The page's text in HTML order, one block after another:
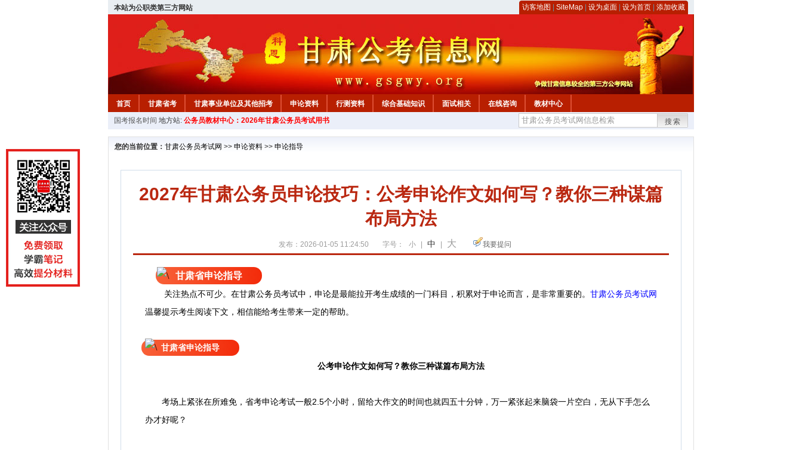
本站为公职类第三方网站 访客地图 SiteMap 设为桌面 设为首页 添加收藏
首页 甘肃省考 甘肃事业单位及其他招考 申论资料 行测资料 综合基础知识 面试相关 在线咨询
教材中心
国考报名时间 地方站: 公务员教材中心：2026年甘肃公务员考试用书 搜索
您的当前位置： 甘肃公务员考试网 >> 申论资料 >> 申论指导
2027年甘肃公务员申论技巧：公考申论作文如何写？教你三种谋篇
布局方法
发布：2026-01-05 11:24:50 字号： 小 中 大 我要提问
甘肃省申论指导
关注热点不可少。 在甘肃公务员考试中，申论是最能拉开考生成绩的一门科目，积累对于申论而言，是非常重要的。 甘肃公务员考试网
温馨提示考生阅读下文，相信能给考生带来一定的帮助。
甘肃省申论指导
公考申论作文如何写？教你三种谋篇布局方法
考场上紧张在所难免，省考申论考试一般2.5个小时，留给大作文的时间也就四五十分钟，万一紧张起来脑袋一片空白，无从下手怎么
办才好呢？